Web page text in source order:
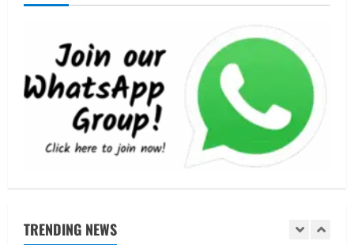
TRENDING NEWS
को मिलेंगे वैश्विक अवसर
5
STATES NEWS
महाराज की राजस्थान के मुख्यमंत्री से
शिष्टाचार भेंट पर्यटन और सांस्कृतिक
गतिविधियों के विस्तार पर हुई चर्चा
August 4, 2026
1
UTTARAKHAND NEWS